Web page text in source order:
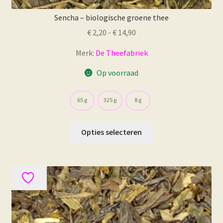
Sencha – biologische groene thee
€ 2,20 - € 14,90
tot
€ 14,90
Merk: De Theefabriek
Op voorraad
65 g 325 g 8 g
Opties selecteren
variaties.
Deze
optie
kan